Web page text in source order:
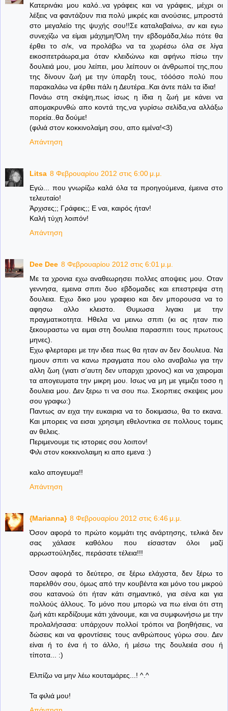
Kατερινάκι μου καλό..να γράφεις και να γράφεις, μέχρι οι
λέξεις να φαντάζουν πια πολύ μικρές και ανούσιες, μπροστά
στο μεγαλείο της ψυχής σου!!Σε καταλαβαίνω, αν και εγω
συνεχίζω να είμαι μάχημη!Όλη την εβδομάδα,λέω πότε θα
έρθει το σ/κ, να προλάβω να τα χωρέσω όλα σε λίγα
εικοσιτετράωρα,μα όταν κλειδώνω και αφήνω πίσω την
δουλειά μου, μου λείπει, μου λείπουν οι άνθρωποί της,που
της δίνουν ζωή με την ύπαρξη τους, τόόόσο πολύ που
παρακαλάω να έρθει πάλι η Δευτέρα..Και άντε πάλι τα ίδια!
Πονάω στη σκέψη,πως ίσως η ίδια η ζωή με κάνει να
απομακρυνθώ απο κοντά της,να γυρίσω σελίδα,να αλλάξω
πορεία..θα δούμε!
(φιλιά στον κοκκινολαίμη σου, απο εμένα!<3)
Απάντηση
Litsa 8 Φεβρουαρίου 2012 στις 6:00 μ.μ.
Εγώ... που γνωρίζω καλά όλα τα προηγούμενα, έμεινα στο
τελευταίο!
Άρχισες;; Γράφεις;; Ε ναι, καιρός ήταν!
Καλή τύχη λοιπόν!
Απάντηση
Dee Dee 8 Φεβρουαρίου 2012 στις 6:01 μ.μ.
Με τα χρονια εχω αναθεωρησει πολλες αποψεις μου. Οταν
γεννησα, εμεινα σπιτι δυο εβδομαδες και επεστρεψα στη
δουλεια. Εχω δικο μου γραφειο και δεν μπορουσα να το
αφησω αλλο κλειστο. Θυμωσα λιγακι με την
πραγματικοτητα. Ηθελα να μεινω σπιτι (κι ας ηταν πιο
ξεκουραστω να ειμαι στη δουλεια παρασπιτι τους πρωτους
μηνες).
Εχω φλερταρει με την ιδεα πως θα ηταν αν δεν δουλευα. Να
ημουν σπιτι να κανω πραγματα που ολο αναβαλω για την
αλλη ζωη (γιατι σ'αυτη δεν υπαρχει χρονος) και να χαιρομαι
τα απογευματα την μικρη μου. Ισως να μη με γεμιζει τοσο η
δουλεια μου. Δεν ξερω τι να σου πω. Σκορπιες σκεψεις μου
σου γραφω:)
Παντως αν ειχα την ευκαιρια να το δοκιμασω, θα το εκανα.
Και μπορεις να εισαι χρησιμη εθελοντικα σε πολλους τομεις
αν θελεις.
Περιμενουμε τις ιστοριες σου λοιπον!
Φιλι στον κοκκινολαιμη κι απο εμενα :)
καλο απογευμα!!
Απάντηση
{Marianna} 8 Φεβρουαρίου 2012 στις 6:46 μ.μ.
Όσον αφορά το πρώτο κομμάτι της ανάρτησης, τελικά δεν
σας χάλασε καθόλου που είσασταν όλοι μαζί
αρρωστούληδες, περάσατε τέλεια!!!
Όσον αφορά το δεύτερο, σε ξέρω ελάχιστα, δεν ξέρω το
παρελθόν σου, όμως από την κουβέντα και μόνο του μικρού
σου κατανοώ ότι ήταν κάτι σημαντικό, για σένα και για
πολλούς άλλους. Το μόνο που μπορώ να πω είναι ότι στη
ζωή κάτι κερδίζουμε κάτι χάνουμε, και να συμφωνήσω με την
προλαλήσασα: υπάρχουν πολλοί τρόποι να βοηθήσεις, να
δώσεις και να φροντίσεις τους ανθρώπους γύρω σου. Δεν
είναι ή το ένα ή το άλλο, ή μέσω της δουλειέα σου ή
τίποτα... :)
Ελπίζω να μην λέω κουταμάρες...! ^.^
Τα φιλιά μου!